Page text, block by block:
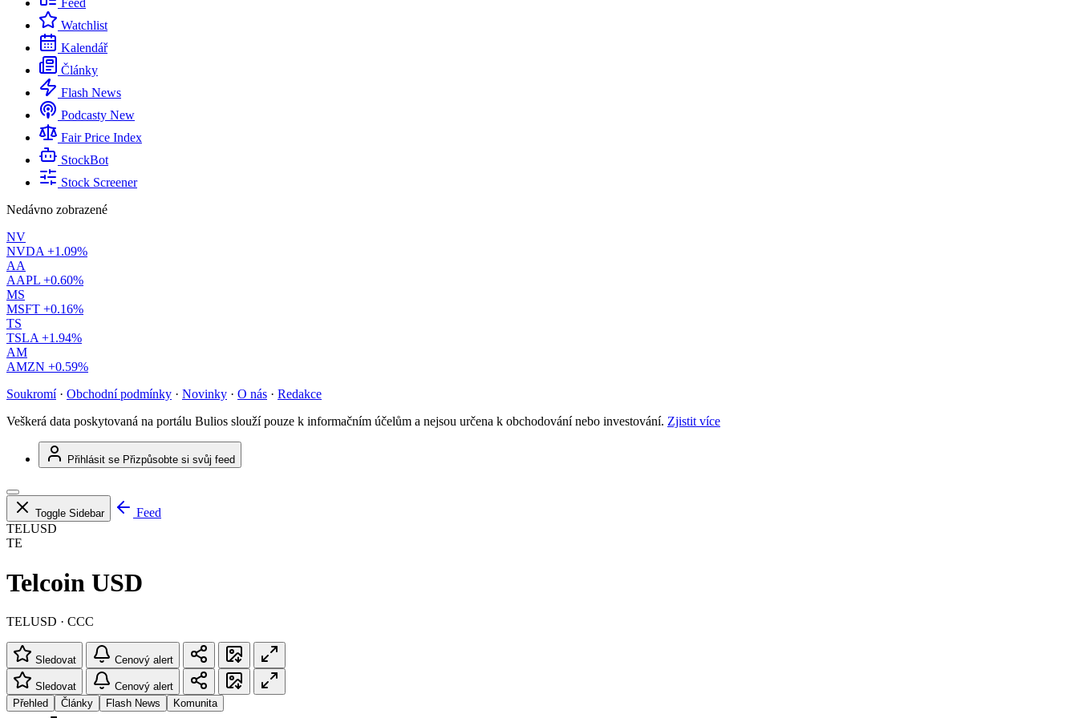
Feed
Watchlist
Kalendář
Články
Flash News
Podcasty New
Fair Price Index
StockBot
Stock Screener
Nedávno zobrazené
NV
NVDA +1.09%
AA
AAPL +0.60%
MS
MSFT +0.16%
TS
TSLA +1.94%
AM
AMZN +0.59%
Soukromí · Obchodní podmínky · Novinky · O nás · Redakce
Veškerá data poskytovaná na portálu Bulios slouží pouze k informačním účelům a nejsou určena k obchodování nebo investování. Zjistit více
Přihlásit se Přizpůsobte si svůj feed
Toggle Sidebar
Feed
TELUSD
TE
Telcoin USD
TELUSD · CCC
Sledovat Cenový alert
Sledovat
Cenový alert
Přehled
Články Flash News Komunita